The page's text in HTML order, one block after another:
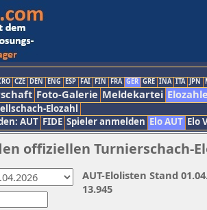
CZE DEN ENG ESP FAI FIN FRA GER GRE INA ITA JPN
Foto-Galerie Meldekartei
Elozahl
AUT FIDE Spieler anmelden Elo AUT Elo
offiziellen Turnierschach-
AUT-Elolisten Stand
13.945